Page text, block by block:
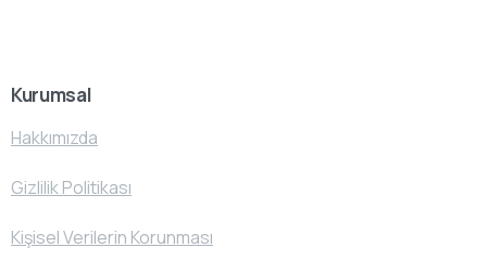
Kurumsal
Hakkımızda
Gizlilik Politikası
Kişisel Verilerin Korunması